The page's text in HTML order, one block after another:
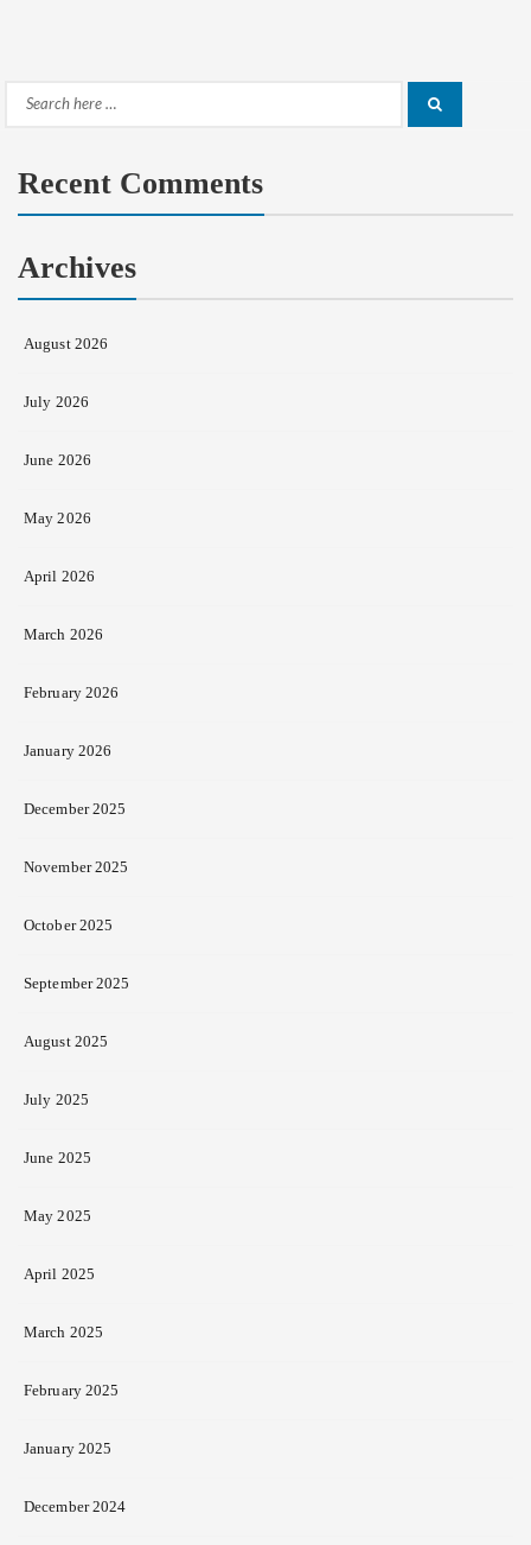
Search
Recent Comments
Archives
August 2026
July 2026
June 2026
May 2026
April 2026
March 2026
February 2026
January 2026
December 2025
November 2025
October 2025
September 2025
August 2025
July 2025
June 2025
May 2025
April 2025
March 2025
February 2025
January 2025
December 2024